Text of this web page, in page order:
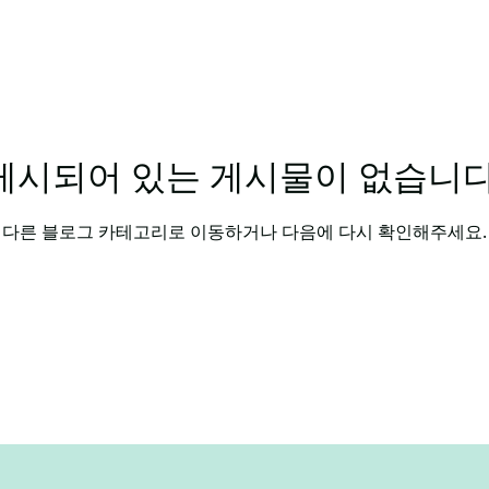
알바 광주알바
시되어 있는 게시물이 없습니
다른 블로그 카테고리로 이동하거나 다음에 다시 확인해주세요.